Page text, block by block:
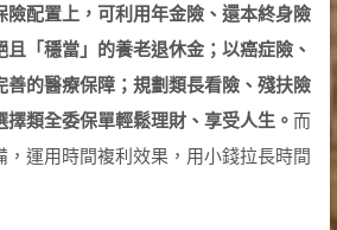
險配置上，可利用年金險、還本終身險
「穩當」的養老退休金；以癌症險、
善的醫療保障；規劃類長看險、殘扶險
類全委保單輕鬆理財、享受人生。 而
，運用時間複利效果，用小錢拉長時間